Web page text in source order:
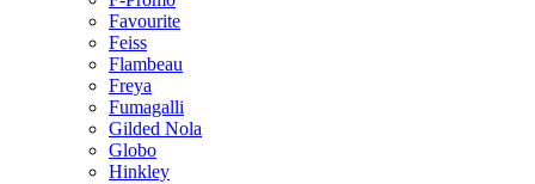
Favourite
Feiss
Flambeau
Freya
Fumagalli
Gilded Nola
Globo
Hinkley